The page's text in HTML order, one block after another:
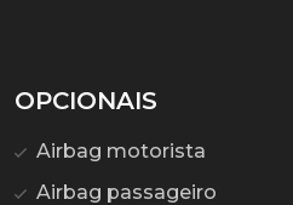
OPCIONAIS
Airbag motorista
Airbag passageiro